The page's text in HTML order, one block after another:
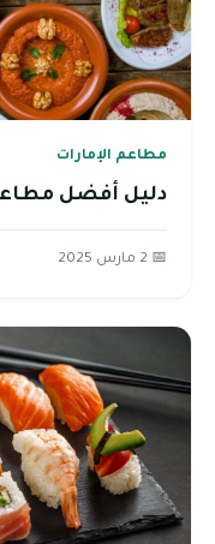
مطاعم الإمارات
دليل أفضل
📅 2 مارس 2025